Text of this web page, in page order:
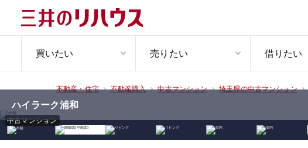
買いたい 売りたい 借りたい
不動産・住宅 不動産購入 中古マンション 埼玉県の中古マンション
中古マンション
ハイラーク浦和